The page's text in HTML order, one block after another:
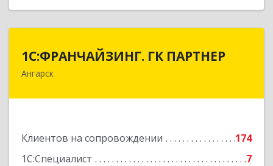
1С:ФРАНЧАЙЗИНГ. ГК ПАРТНЕР
Ангарск
Клиентов на сопровождении
174
1С:Специалист
7
1С:ФРАНЧАЙЗИНГ. ГК ПАРТНЕР